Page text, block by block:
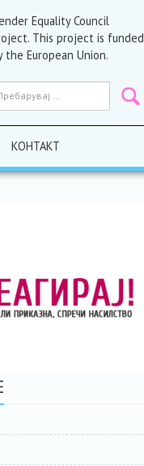
Equality Council
This project is funded
the European Union.
КОНТАКТ